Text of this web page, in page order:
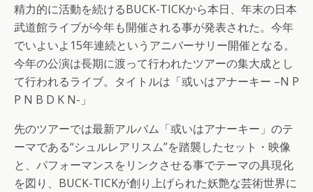
精力的に活動を続けるBUCK-TICKから本日、年末の日本
武道館ライブが今年も開催される事が発表された。今年
でいよいよ15年連続というアニバーサリー開催となる。
今年の公演は長期に渡って行われたツアーの集大成とし
て行われるライブ。タイトルは「或いはアナーキー –N P
P N B D K N-」
先のツアーでは最新アルバム「或いはアナーキー」のテ
ーマである“シュルレアリスム”を踏襲したセット・映像
と、パフォーマンスをリンクさせる事でテーマの具現化
を図り、BUCK-TICKが創り上げられた妖艶な芸術世界に